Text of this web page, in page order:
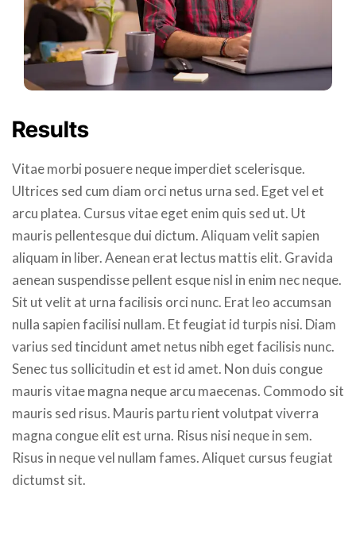
Results
Vitae morbi posuere neque imperdiet scelerisque.
Ultrices sed cum diam orci netus urna sed. Eget vel et
arcu platea. Cursus vitae eget enim quis sed ut. Ut
mauris pellentesque dui dictum. Aliquam velit sapien
aliquam in liber. Aenean erat lectus mattis elit. Gravida
aenean suspendisse pellent esque nisl in enim nec neque.
Sit ut velit at urna facilisis orci nunc. Erat leo accumsan
nulla sapien facilisi nullam. Et feugiat id turpis nisi. Diam
varius sed tincidunt amet netus nibh eget facilisis nunc.
Senec tus sollicitudin et est id amet. Non duis congue
mauris vitae magna neque arcu maecenas. Commodo sit
mauris sed risus. Mauris partu rient volutpat viverra
magna congue elit est urna. Risus nisi neque in sem.
Risus in neque vel nullam fames. Aliquet cursus feugiat
dictumst sit.